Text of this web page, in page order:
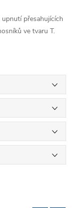
upnutí přesahujících
ve tvaru T.